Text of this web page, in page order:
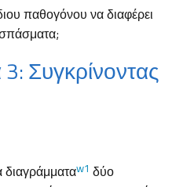
παθογόνου να διαφέρει
Συγκρίνοντας
διαγράμματαw1 δύο